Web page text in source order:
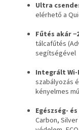
Ultra
elérhető a
Fűtés akár
tálcafűtés
segítségével
Integrált
szabályozás
kényelmes
Egészség-
Carbon,